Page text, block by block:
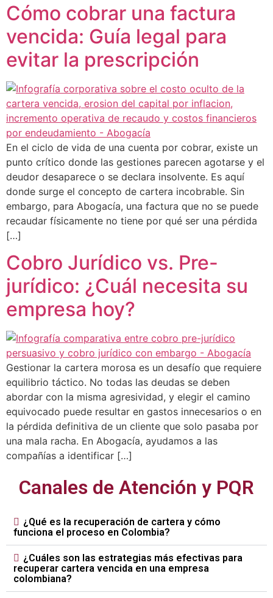
Cómo cobrar una factura
vencida: Guía legal para
evitar la prescripción
En el ciclo de vida de una cuenta por cobrar, existe un
punto crítico donde las gestiones parecen agotarse y el
deudor desaparece o se declara insolvente. Es aquí
donde surge el concepto de cartera incobrable. Sin
embargo, para Abogacía, una factura que no se puede
recaudar físicamente no tiene por qué ser una pérdida
[…]
Cobro Jurídico vs. Pre-
jurídico: ¿Cuál necesita su
empresa hoy?
Gestionar la cartera morosa es un desafío que requiere
equilibrio táctico. No todas las deudas se deben
abordar con la misma agresividad, y elegir el camino
equivocado puede resultar en gastos innecesarios o en
la pérdida definitiva de un cliente que solo pasaba por
una mala racha. En Abogacía, ayudamos a las
compañías a identificar […]
Canales de Atención y PQR
¿Qué es la recuperación de cartera y cómo
funciona el proceso en Colombia?
¿Cuáles son las estrategias más efectivas para
recuperar cartera vencida en una empresa
colombiana?